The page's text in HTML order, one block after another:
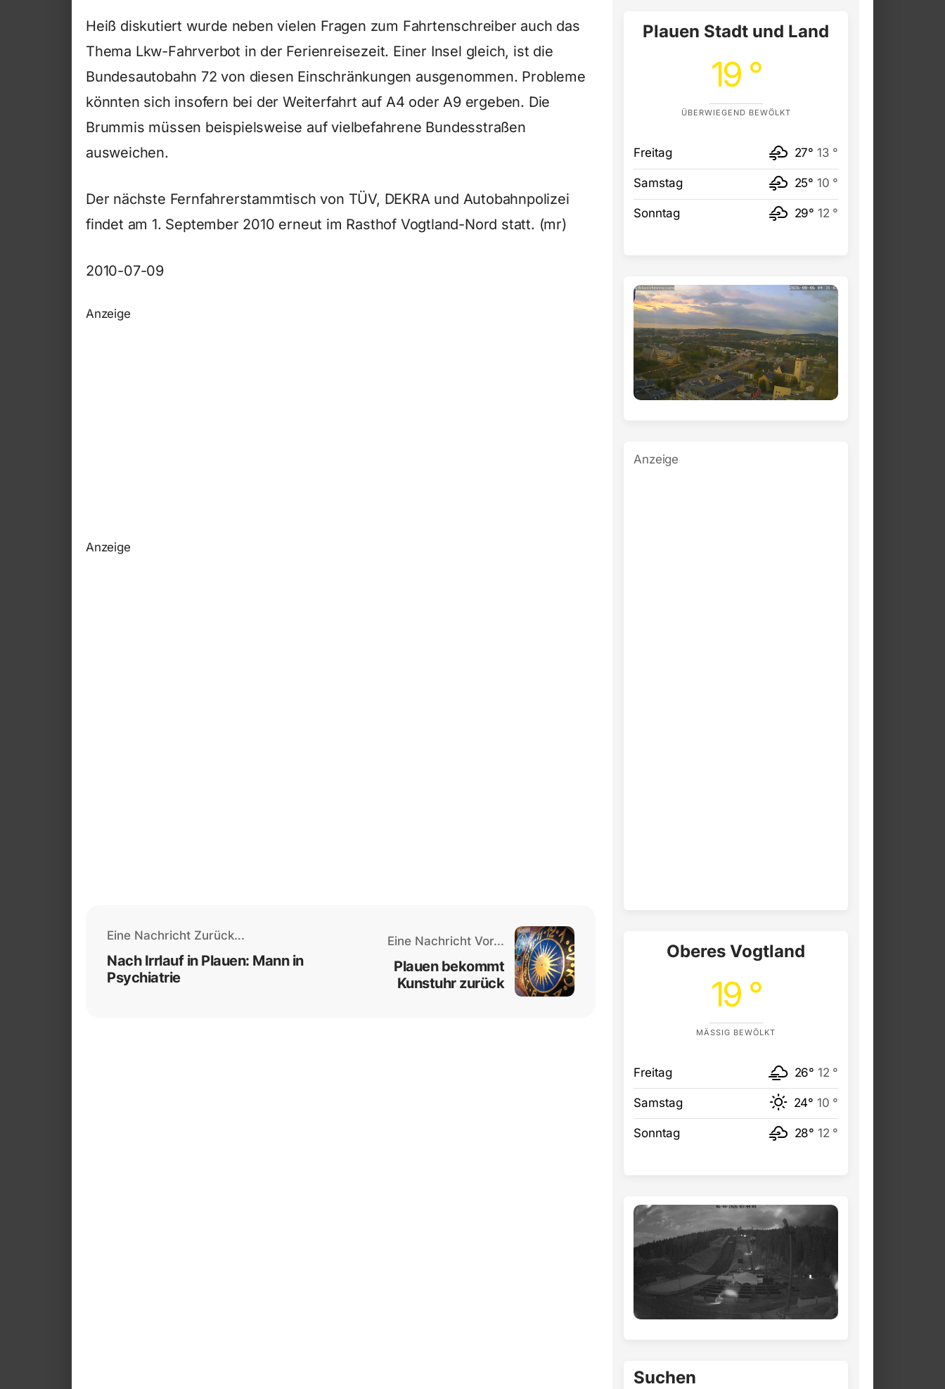
Heiß diskutiert wurde neben vielen Fragen zum Fahrtenschreiber auch das
Thema Lkw-Fahrverbot in der Ferienreisezeit. Einer Insel gleich, ist die
Bundesautobahn 72 von diesen Einschränkungen ausgenommen. Probleme
könnten sich insofern bei der Weiterfahrt auf A4 oder A9 ergeben. Die
Brummis müssen beispielsweise auf vielbefahrene Bundesstraßen
ausweichen.
Der nächste Fernfahrerstammtisch von TÜV, DEKRA und Autobahnpolizei
findet am 1. September 2010 erneut im Rasthof Vogtland-Nord statt. (mr)
2010-07-09
Anzeige
Anzeige
Eine Nachricht Zurück...
Nach Irrlauf in Plauen: Mann in
Psychiatrie
Eine Nachricht Vor...
Plauen bekommt
Kunstuhr zurück
Plauen Stadt und Land
19 °
ÜBERWIEGEND BEWÖLKT
Freitag 27° 13 °
Samstag 25° 10 °
Sonntag 29° 12 °
Anzeige
Oberes Vogtland
19 °
MÄSSIG BEWÖLKT
Freitag 26° 12 °
Samstag 24° 10 °
Sonntag 28° 12 °
Suchen